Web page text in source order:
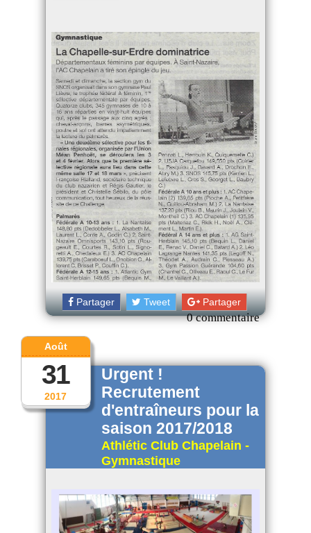
Partager Tweet Partager
0 commentaire
2017
Août
31
Urgent !
Recrutement
d'entraîneurs pour la
saison 2017/2018
Athlétic Club Chapelain -
Gymnastique